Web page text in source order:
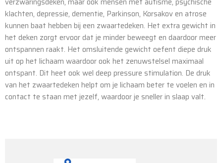
klachten, depressie, dementie, Parkinson, Korsakov en atrose
kunnen baat hebben bij een zwaartedeken. Het extra gewicht in
het deken zorgt ervoor dat je minder beweegt en daardoor meer
ontspannen raakt. Het omsluitende gewicht oefent diepe druk
uit op het lichaam waardoor ook het zenuwstelsel maximaal
ontspant. Dit heet ook wel deep pressure stimulation. De druk
van het zwaartedeken helpt om je lichaam beter te voelen en in
contact te staan met jezelf, waardoor je sneller in slaap valt.